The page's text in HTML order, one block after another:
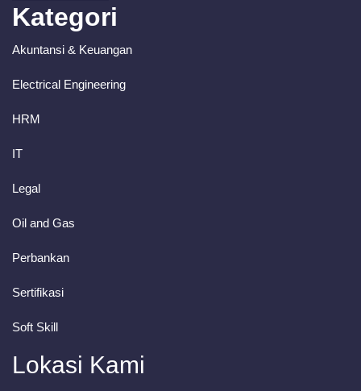
Kategori
Akuntansi & Keuangan
Electrical Engineering
HRM
IT
Legal
Oil and Gas
Perbankan
Sertifikasi
Soft Skill
Lokasi Kami